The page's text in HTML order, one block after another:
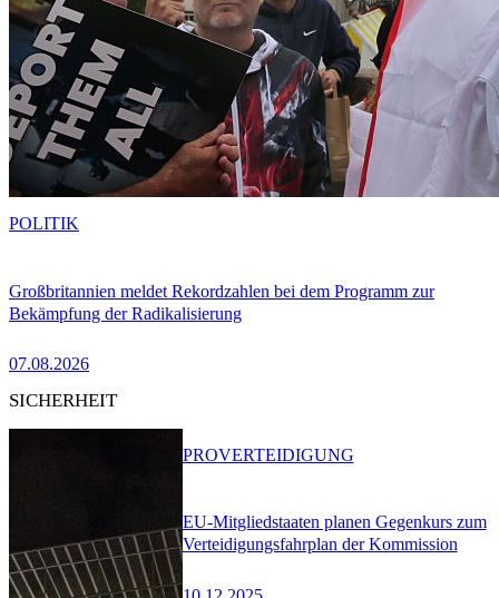
Großbritannien meldet Rekordzahlen bei dem Programm zur
Bekämpfung der Radikalisierung
07.08.2026
POLITIK
SICHERHEIT
EU-Mitgliedstaaten planen Gegenkurs zum
Verteidigungsfahrplan der Kommission
PROVERTEIDIGUNG